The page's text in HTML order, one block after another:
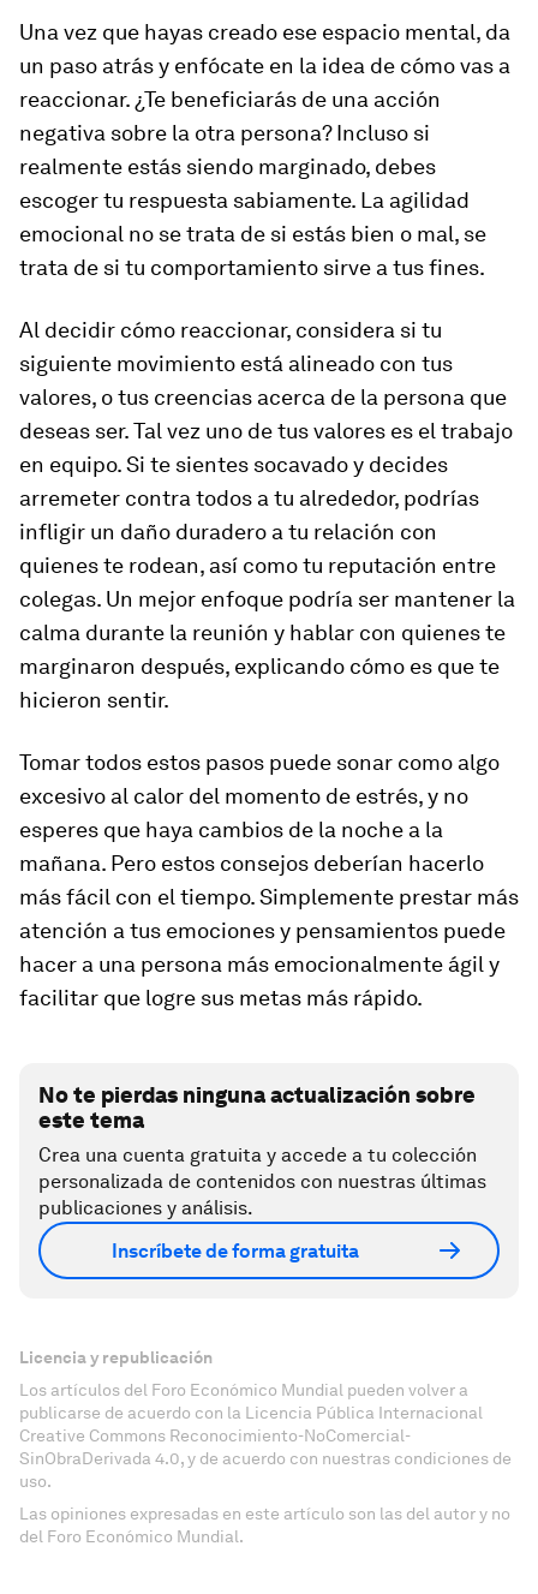
Una vez que hayas creado ese espacio mental, da
un paso atrás y enfócate en la idea de cómo vas a
reaccionar. ¿Te beneficiarás de una acción
negativa sobre la otra persona? Incluso si
realmente estás siendo marginado, debes
escoger tu respuesta sabiamente. La agilidad
emocional no se trata de si estás bien o mal, se
trata de si tu comportamiento sirve a tus fines.
Al decidir cómo reaccionar, considera si tu
siguiente movimiento está alineado con tus
valores, o tus creencias acerca de la persona que
deseas ser. Tal vez uno de tus valores es el trabajo
en equipo. Si te sientes socavado y decides
arremeter contra todos a tu alrededor, podrías
infligir un daño duradero a tu relación con
quienes te rodean, así como tu reputación entre
colegas. Un mejor enfoque podría ser mantener la
calma durante la reunión y hablar con quienes te
marginaron después, explicando cómo es que te
hicieron sentir.
Tomar todos estos pasos puede sonar como algo
excesivo al calor del momento de estrés, y no
esperes que haya cambios de la noche a la
mañana. Pero estos consejos deberían hacerlo
más fácil con el tiempo. Simplemente prestar más
atención a tus emociones y pensamientos puede
hacer a una persona más emocionalmente ágil y
facilitar que logre sus metas más rápido.
No te pierdas ninguna actualización sobre
este tema
Crea una cuenta gratuita y accede a tu colección
personalizada de contenidos con nuestras últimas
publicaciones y análisis.
Inscríbete de forma gratuita
Licencia y republicación
Los artículos del Foro Económico Mundial pueden volver a
publicarse de acuerdo con la Licencia Pública Internacional
Creative Commons Reconocimiento-NoComercial-
SinObraDerivada 4.0, y de acuerdo con nuestras condiciones de
uso.
Las opiniones expresadas en este artículo son las del autor y no
del Foro Económico Mundial.